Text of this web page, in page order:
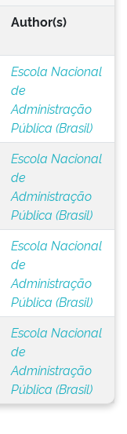
Author(s)
Escola Nacional
de
Administração
Pública (Brasil)
Escola Nacional
de
Administração
Pública (Brasil)
Escola Nacional
de
Administração
Pública (Brasil)
Escola Nacional
de
Administração
Pública (Brasil)